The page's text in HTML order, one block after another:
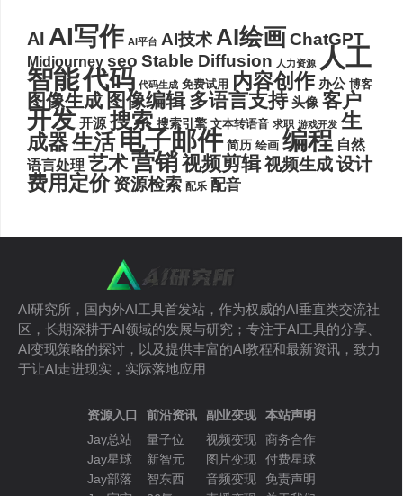
AI AI写作 AI平台 AI技术AI绘画ChatGPT
Midjourney seo Stable Diffusion 人力资源 人工
智能代码 代码生成 免费试用 内容创作 办公 博客
图像生成 图像编辑 多语言支持 头像 客户
开发 开源 搜索 搜索引擎 文本转语音 求职 游戏开发 生
成器生活电子邮件 简历 绘画 编程 自然
语言处理 艺术营销视频剪辑视频生成设计
费用定价 资源检索 配乐 配音
AI研究所，国内外AI工具首发站，作为权威的AI垂直类交流社
区，长期深耕于AI领域的发展与研究；专注于AI工具的分享、
AI变现策略的探讨，以及提供丰富的AI教程和最新资讯，致力
于让AI走进现实，实际落地应用
资源入口
Jay总站
Jay星球
Jay部落
前沿资讯
量子位
新智元
智东西
副业变现
视频变现
图片变现
音频变现
本站声明
商务合作
付费星球
免责声明